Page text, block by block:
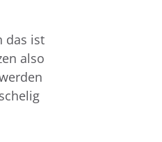
das ist
also